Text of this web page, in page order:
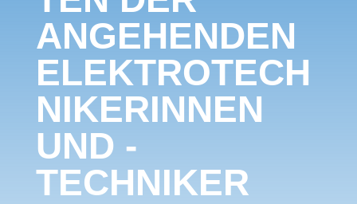
ANGEHENDEN
ELEKTROTECH
NIKERINNEN
UND -
TECHNIKER